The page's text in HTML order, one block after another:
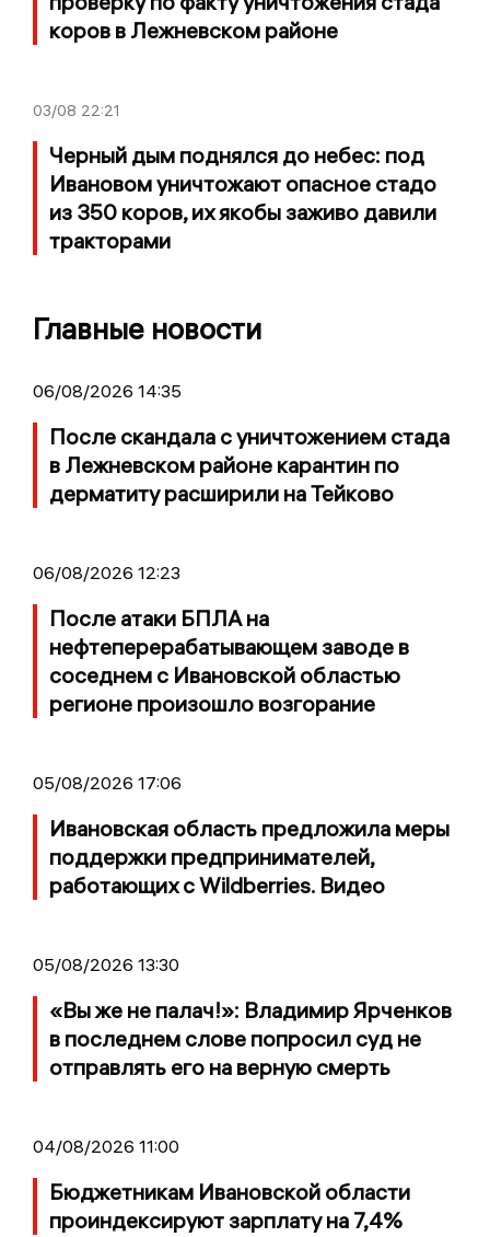
коров в Лежневском районе
03/08 22:21
Черный дым поднялся до небес: под
Ивановом уничтожают опасное стадо
из 350 коров, их якобы заживо давили
тракторами
Главные новости
06/08/2026 14:35
После скандала с уничтожением стада
в Лежневском районе карантин по
дерматиту расширили на Тейково
06/08/2026 12:23
После атаки БПЛА на
нефтеперерабатывающем заводе в
соседнем с Ивановской областью
регионе произошло возгорание
05/08/2026 17:06
Ивановская область предложила меры
поддержки предпринимателей,
работающих с Wildberries. Видео
05/08/2026 13:30
«Вы же не палач!»: Владимир Ярченков
в последнем слове попросил суд не
отправлять его на верную смерть
04/08/2026 11:00
Бюджетникам Ивановской области
проиндексируют зарплату на 7,4%